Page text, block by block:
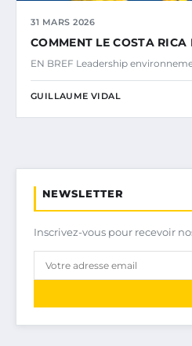
31 MARS 2026
COMMENT LE COSTA RICA
EN BREF Leadership
GUILLAUME VIDAL
NEWSLETTER
Inscrivez-vous pour recevoir